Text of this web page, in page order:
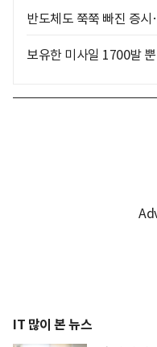
반도체도 쭉쭉 빠진 증
보유한 미사일 1700발
IT 많이 본 뉴스